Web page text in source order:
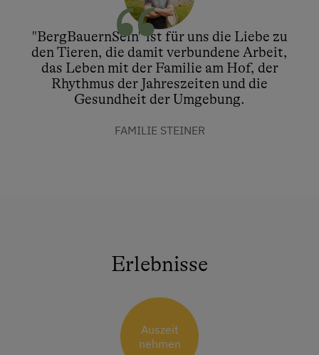
"BergBauernSein" ist für uns die Liebe zu
den Tieren, die damit verbundene Arbeit,
das Leben mit der Familie am Hof, der
Rhythmus der Jahreszeiten und die
Gesundheit der Umgebung.
FAMILIE STEINER
Erlebnisse
Auszeit
nehmen